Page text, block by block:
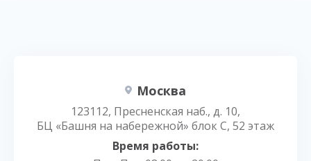
Москва
123112, Пресненская наб., д. 10,
БЦ «Башня на набережной» блок С, 52 этаж
Время работы: